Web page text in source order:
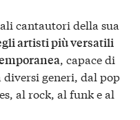
cantautori della sua
artisti più versatili
, capace di
generi, dal pop
al rock, al funk e al